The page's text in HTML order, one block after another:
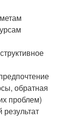
обратная
проблем)